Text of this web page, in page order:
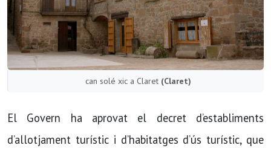
can solé xic a Claret (Claret)
El Govern ha aprovat el decret d’establiments
d’allotjament turístic i d’habitatges d’ús turístic, que